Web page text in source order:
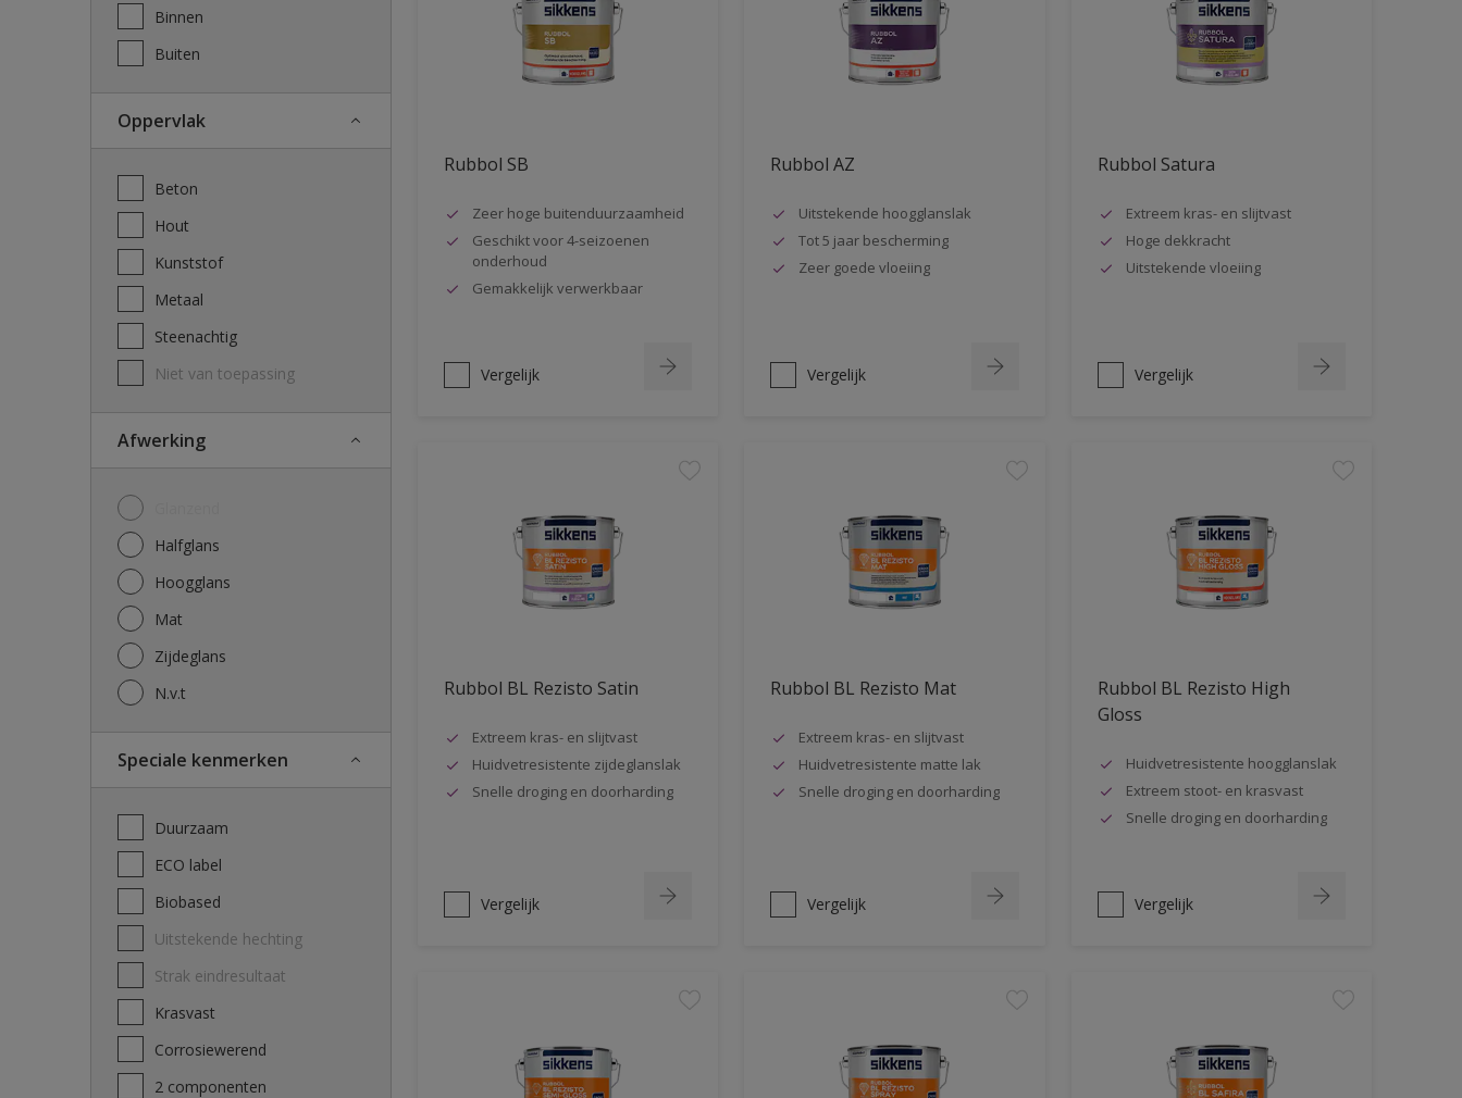
Binnen
Buiten
Oppervlak
Beton
Hout
Kunststof
Metaal
Steenachtig
Niet van toepassing
Afwerking
Halfglans
Hoogglans
Mat
Zijdeglans
N.v.t
Speciale kenmerken
Duurzaam
ECO label
Biobased
Uitstekende hechting
Strak eindresultaat
Krasvast
Corrosiewerend
2 componenten
Rubbol SB
Zeer hoge buitenduurzaamheid
Geschikt voor 4-seizoenen
onderhoud
Gemakkelijk verwerkbaar
Vergelijk
Rubbol AZ
Uitstekende hoogglanslak
Tot 5 jaar bescherming
Zeer goede vloeiing
Vergelijk
Rubbol Satura
Extreem kras- en slijtvast
Hoge dekkracht
Uitstekende vloeiing
Vergelijk
Rubbol BL Rezisto Satin
Extreem kras- en slijtvast
Huidvetresistente zijdeglanslak
Snelle droging en doorharding
Vergelijk
Rubbol BL Rezisto Mat
Extreem kras- en slijtvast
Huidvetresistente matte lak
Snelle droging en doorharding
Vergelijk
Rubbol BL Rezisto High
Gloss
Huidvetresistente hoogglanslak
Extreem stoot- en krasvast
Snelle droging en doorharding
Vergelijk